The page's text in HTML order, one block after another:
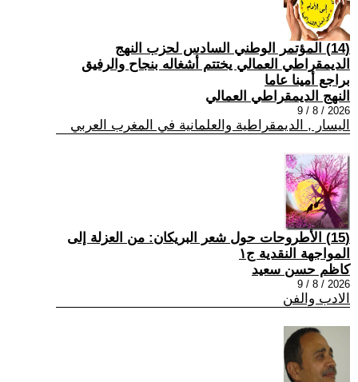
(14) المؤتمر الوطني السادس لحزب النهج
الديمقراطي العمالي يختتم أشغاله بنجاح والرفيق
براجع أمينا عاما
النهج الديمقراطي العمالي
2026 / 8 / 9
اليسار , الديمقراطية والعلمانية في المغرب العربي
(15) الأطروحات حول شعر البريكان: من العزلة إلى
المواجهة النقدية ج١
كاظم حسن سعيد
2026 / 8 / 9
الادب والفن